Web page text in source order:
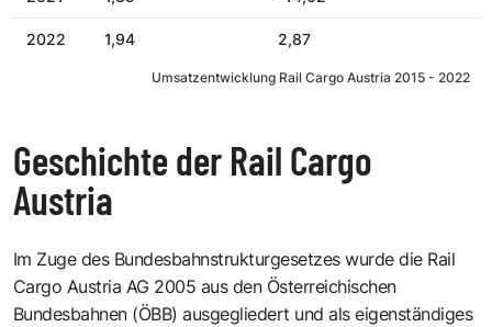
2022 1,94 2,87
Umsatzentwicklung Rail Cargo Austria 2015 - 2022
Geschichte der Rail Cargo
Austria
Im Zuge des Bundesbahnstrukturgesetzes wurde die Rail
Cargo Austria AG 2005 aus den Österreichischen
Bundesbahnen (ÖBB) ausgegliedert und als eigenständiges